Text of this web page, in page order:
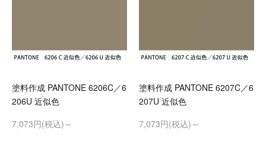
塗料作成 PANTONE 6206C／6
206U 近似色
7,073円(税込)～
塗料作成 PANTONE 6207C／6
207U 近似色
7,073円(税込)～